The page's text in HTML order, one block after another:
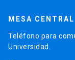
MESA CENTRAL
Teléfono para
Universidad.